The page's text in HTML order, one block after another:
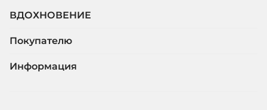
ВДОХНОВЕНИЕ
Покупателю
Информация